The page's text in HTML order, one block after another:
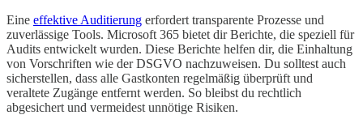
Eine effektive Auditierung erfordert transparente Prozesse und
zuverlässige Tools. Microsoft 365 bietet dir Berichte, die speziell für
Audits entwickelt wurden. Diese Berichte helfen dir, die Einhaltung
von Vorschriften wie der DSGVO nachzuweisen. Du solltest auch
sicherstellen, dass alle Gastkonten regelmäßig überprüft und
veraltete Zugänge entfernt werden. So bleibst du rechtlich
abgesichert und vermeidest unnötige Risiken.